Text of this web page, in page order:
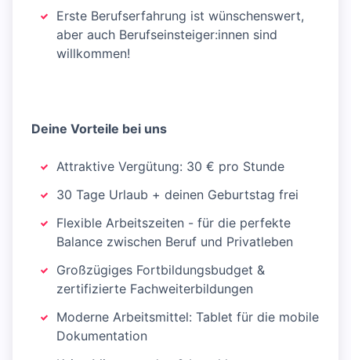
Erste Berufserfahrung ist wünschenswert,
aber auch Berufseinsteiger:innen sind
willkommen!
Deine Vorteile bei uns
Attraktive Vergütung: 30 € pro Stunde
30 Tage Urlaub + deinen Geburtstag frei
Flexible Arbeitszeiten - für die perfekte
Balance zwischen Beruf und Privatleben
Großzügiges Fortbildungsbudget &
zertifizierte Fachweiterbildungen
Moderne Arbeitsmittel: Tablet für die mobile
Dokumentation